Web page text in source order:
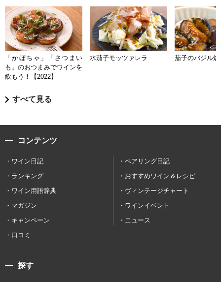
「かぼちゃ」「さつまい
も」のおつまみでワインを
飲もう！【2022】
水茄子モッツァレラ 茄子のバジル炒
すべて見る
コンテンツ
ワイン日記
ペアリング日記
ランキング
おすすめワイン＆レシピ
ワイン用語辞典
ヴィンテージチャート
マガジン
ワインイベント
キャンペーン
ニュース
口コミ
探す